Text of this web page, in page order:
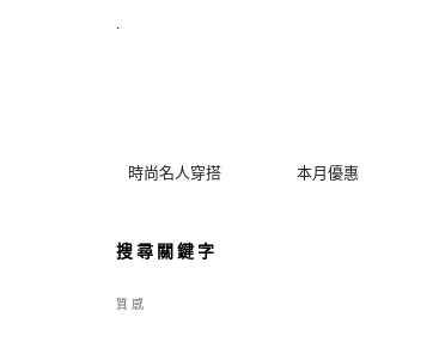
.
時尚名人穿搭 本月優惠
搜尋關鍵字
質感